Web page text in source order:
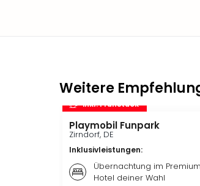
Weitere
inkl. Frühstück
Playmobil Funpark
Zirndorf, DE
Inklusivleistungen:
Übernachtung im Premium
Hotel deiner Wahl